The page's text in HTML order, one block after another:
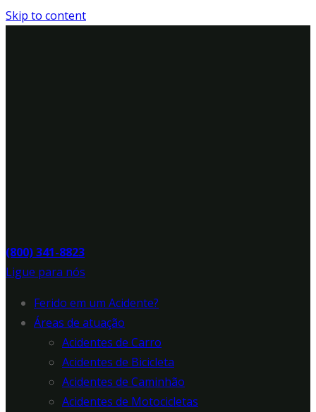
Skip to content
(800) 341-8823
Ligue para nós
Ferido em um Acidente?
Áreas de atuação
Acidentes de Carro
Acidentes de Bicicleta
Acidentes de Caminhão
Acidentes de Motocicletas